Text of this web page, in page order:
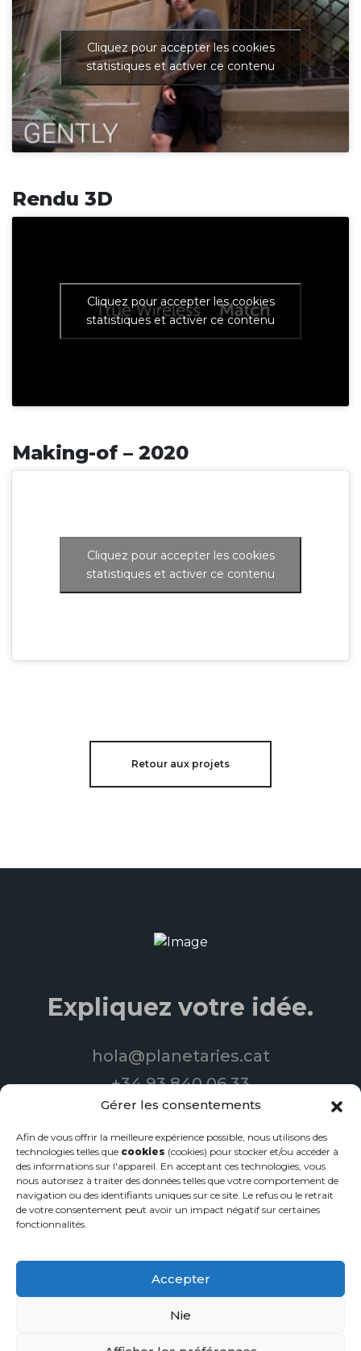
Gérer les consentements
Afin de vous offrir la meilleure expérience possible, nous utilisons des
technologies telles que cookies (cookies) pour stocker et/ou accéder à
des informations sur l'appareil. En acceptant ces technologies, vous
nous autorisez à traiter des données telles que votre comportement de
navigation ou des identifiants uniques sur ce site. Le refus ou le retrait
de votre consentement peut avoir un impact négatif sur certaines
fonctionnalités.
Accepter
Nie
Cliquez pour accepter les cookies
statistiques et activer ce contenu
Rendu 3D
Cliquez pour accepter les cookies
statistiques et activer ce contenu
Making-of – 2020
Cliquez pour accepter les cookies
statistiques et activer ce contenu
Retour aux projets
Expliquez votre idée.
hola@planetaries.cat
+34 93 840 06 33
© 2022 Planetary Productions | Tous droits réservés
Conception de sites web-Services de streaming-Vidéos
d'entreprise
Politique de confidentialité·Mentions légales·Politique en